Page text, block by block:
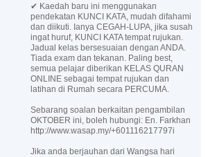
✔ Kaedah baru ini menggunakan
pendekatan KUNCI KATA, mudah difahami
dan diikuti. Ianya CEGAH-LUPA, jika susah
ingat huruf, KUNCI KATA tempat rujukan.
Jadual kelas bersesuaian dengan ANDA.
Tiada exam dan tekanan. Paling best,
semua pelajar diberikan KELAS QURAN
ONLINE sebagai tempat rujukan dan
latihan di Rumah secara PERCUMA.
Sebarang soalan berkaitan pengambilan
OKTOBER ini, boleh hubungi: En. Farkhan
http://www.wasap.my/+601116217797i
Jika anda berjauhan dari Wangsa hari